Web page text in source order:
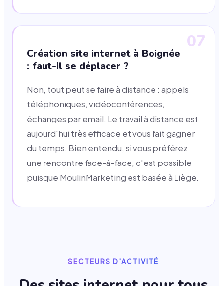
07
Création site internet à Boignée
: faut-il se déplacer ?
Non, tout peut se faire à distance : appels
téléphoniques, vidéoconférences,
échanges par email. Le travail à distance est
aujourd'hui très efficace et vous fait gagner
du temps. Bien entendu, si vous préférez
une rencontre face-à-face, c'est possible
puisque MoulinMarketing est basée à Liège.
SECTEURS D'ACTIVITÉ